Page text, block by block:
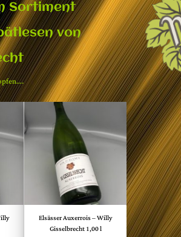
Sortiment
von
Elsässer Auxerrois – Willy
Gisselbrecht 1,00 l